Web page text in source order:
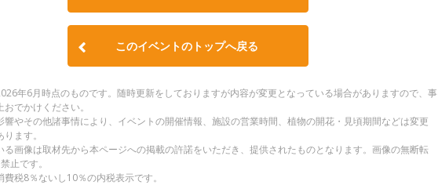
このイベントのトップへ戻る
年6月時点のものです。随時更新をしておりますが内容が変更となっている場合がありますので、事
でかけください。
やその他諸事情により、イベントの開催情報、施設の営業時間、植物の開花・見頃期間などは変更
ます。
画像は取材先から本ページへの掲載の許諾をいただき、提供されたものとなります。画像の無断転
止です。
税8％ないし10％の内税表示です。